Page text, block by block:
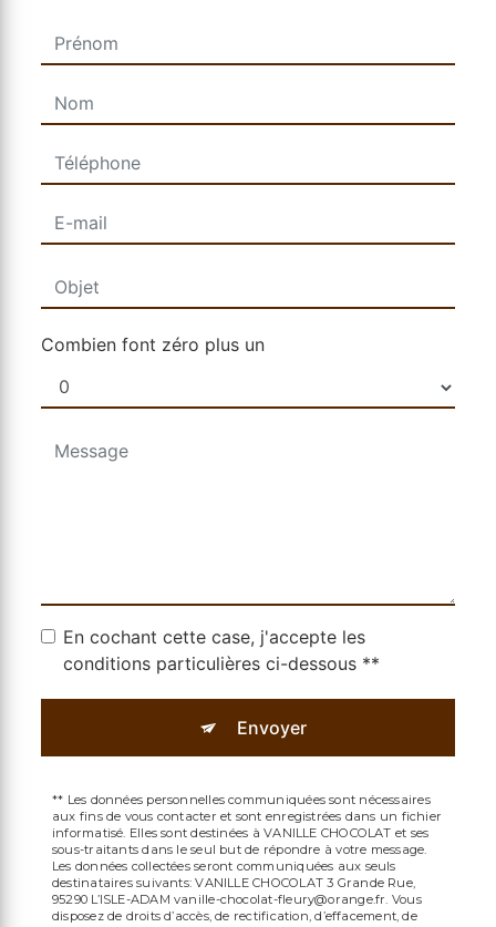
Combien font zéro plus un
En cochant cette case, j'accepte les
conditions particulières ci-dessous **
Envoyer
** Les données personnelles communiquées sont nécessaires
aux fins de vous contacter et sont enregistrées dans un fichier
informatisé. Elles sont destinées à VANILLE CHOCOLAT et ses
sous-traitants dans le seul but de répondre à votre message.
Les données collectées seront communiquées aux seuls
destinataires suivants: VANILLE CHOCOLAT 3 Grande Rue,
95290 L’ISLE-ADAM vanille-chocolat-fleury@orange.fr. Vous
disposez de droits d’accès, de rectification, d’effacement, de